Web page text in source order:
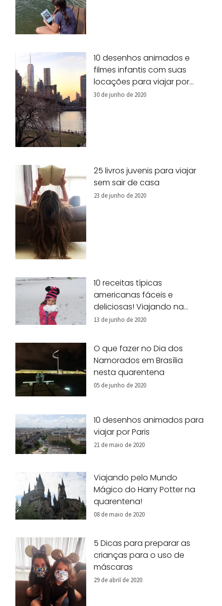
10 desenhos animados e
filmes infantis com suas
locações para viajar por
Nova York!
30 de junho de 2020
25 livros juvenis para viajar
sem sair de casa
23 de junho de 2020
10 receitas típicas
americanas fáceis e
deliciosas! Viajando na
nossa cozinha!
13 de junho de 2020
O que fazer no Dia dos
Namorados em Brasília
nesta quarentena
05 de junho de 2020
10 desenhos animados para
viajar por Paris
21 de maio de 2020
Viajando pelo Mundo
Mágico do Harry Potter na
quarentena!
08 de maio de 2020
5 Dicas para preparar as
crianças para o uso de
máscaras
29 de abril de 2020